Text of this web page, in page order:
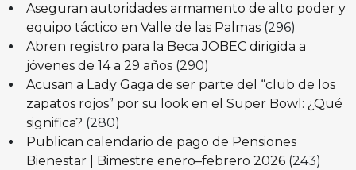
Aseguran autoridades armamento de alto poder y
equipo táctico en Valle de las Palmas (296)
Abren registro para la Beca JOBEC dirigida a
jóvenes de 14 a 29 años (290)
Acusan a Lady Gaga de ser parte del “club de los
zapatos rojos” por su look en el Super Bowl: ¿Qué
significa? (280)
Publican calendario de pago de Pensiones
Bienestar | Bimestre enero–febrero 2026 (243)